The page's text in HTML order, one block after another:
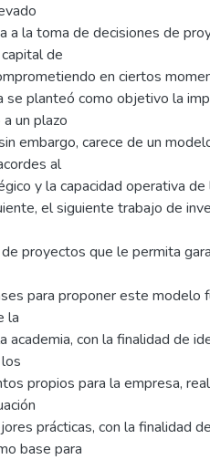
a la toma de decisiones de
de
en ciertos
se planteó como objetivo la
un plazo
embargo, carece de un
al
y la capacidad operativa de
el siguiente trabajo de
de proyectos que le permita
para proponer este modelo
la
academia, con la finalidad de
propios para la empresa,
prácticas, con la finalidad
base para